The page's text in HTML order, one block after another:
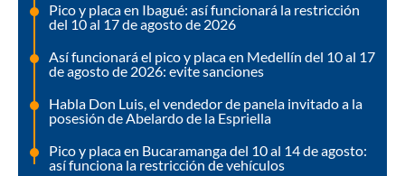
Pico y placa en Ibagué: así funcionará la restricción
del 10 al 17 de agosto de 2026
Así funcionará el pico y placa en Medellín del 10 al 17
de agosto de 2026: evite sanciones
Habla Don Luis, el vendedor de panela invitado a la
posesión de Abelardo de la Espriella
Pico y placa en Bucaramanga del 10 al 14 de agosto:
así funciona la restricción de vehículos